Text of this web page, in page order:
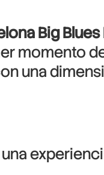
Big Blues
momento
una